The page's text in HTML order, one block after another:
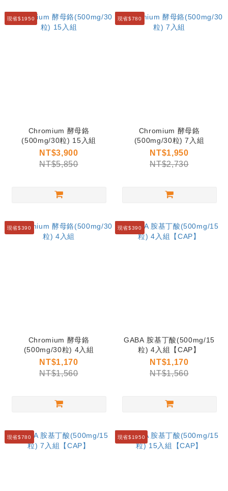
現省$1950
Chromium 酵母鉻
(500mg/30粒) 15入組
NT$3,900
NT$5,850
現省$780
Chromium 酵母鉻
(500mg/30粒) 7入組
NT$1,950
NT$2,730
現省$390
Chromium 酵母鉻
(500mg/30粒) 4入組
NT$1,170
NT$1,560
現省$390
GABA 胺基丁酸(500mg/15
粒) 4入組【CAP】
NT$1,170
NT$1,560
現省$780 現省$1950